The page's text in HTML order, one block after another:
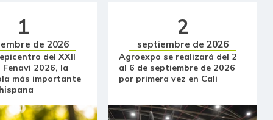
$ 4.267,00 -
$ 3.633,00 -
1
de 2026
del XXII
Fenavi 2026, la
más importante
2
septiembre de 2026
Agroexpo se realizará del 2
al 6 de septiembre de 2026
por primera vez en Cali